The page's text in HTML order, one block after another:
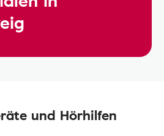
und Hörhilfen